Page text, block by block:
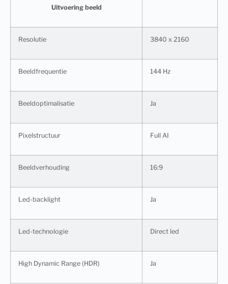
Uitvoering beeld
Resolutie 3840 x 2160
Beeldfrequentie 144 Hz
Beeldoptimalisatie Ja
Pixelstructuur Full AI
Beeldverhouding 16:9
Led-backlight Ja
Led-technologie Direct led
High Dynamic Range (HDR) Ja